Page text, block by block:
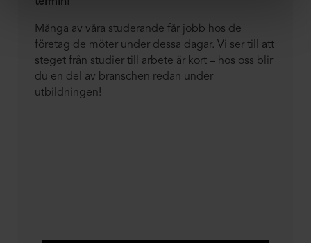
Många av våra studerande får jobb hos de
företag de möter under dessa dagar. Vi ser till att
steget från studier till arbete är kort – hos oss blir
du en del av branschen redan under
utbildningen!